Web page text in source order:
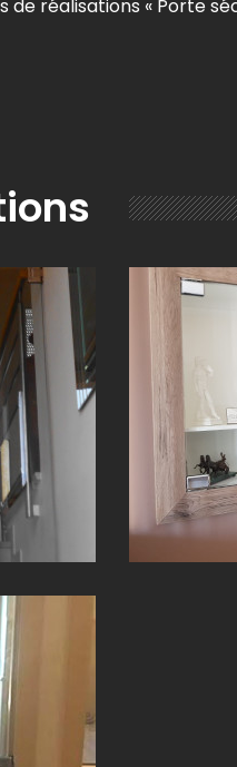
de réalisations « Porte
SUR- PORTES DE